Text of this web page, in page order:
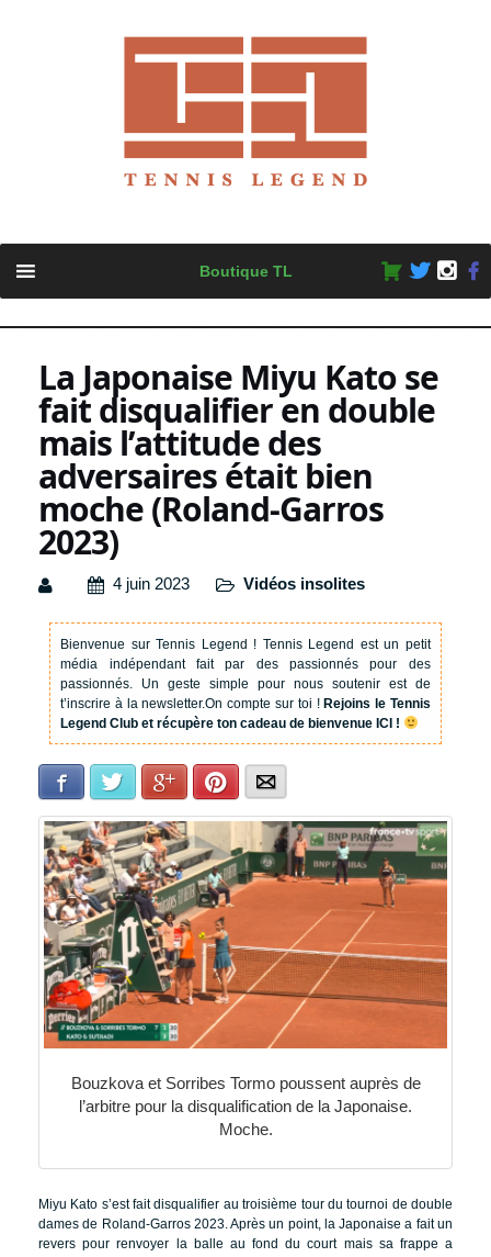
content
Boutique TL
La Japonaise Miyu Kato se
fait disqualifier en double
mais l’attitude des
adversaires était bien
moche (Roland-Garros
2023)
4 juin 2023 Vidéos insolites
Bienvenue sur Tennis Legend ! Tennis Legend est un petit
média indépendant fait par des passionnés pour des
passionnés. Un geste simple pour nous soutenir est de
t’inscrire à la newsletter.On compte sur toi !Rejoins le Tennis
Legend Club et récupère ton cadeau de bienvenue ICI !
Facebook Twitter Google+Pinterest
Bouzkova et Sorribes Tormo poussent auprès de
l’arbitre pour la disqualification de la Japonaise.
Moche.
Miyu Kato s’est fait disqualifier au troisième tour du tournoi de double
dames de Roland-Garros 2023. Après un point, la Japonaise a fait un
revers pour renvoyer la balle au fond du court mais sa frappe a